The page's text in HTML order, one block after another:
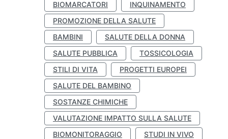
BIOMARCATORI
INQUINAMENTO
PROMOZIONE DELLA SALUTE
BAMBINI
SALUTE DELLA DONNA
SALUTE PUBBLICA
TOSSICOLOGIA
STILI DI VITA
PROGETTI EUROPEI
SALUTE DEL BAMBINO
SOSTANZE CHIMICHE
VALUTAZIONE IMPATTO SULLA SALUTE
BIOMONITORAGGIO
STUDI IN VIVO